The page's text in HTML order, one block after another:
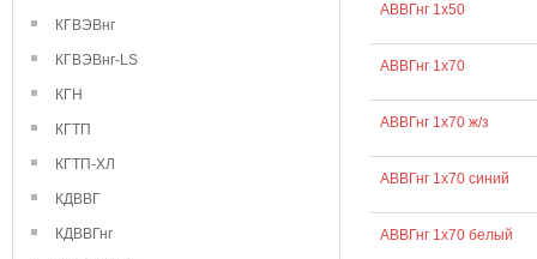
КГВЭВнг
КГВЭВнг-LS
КГН
КГТП
КГТП-ХЛ
КДВВГ
КДВВГнг
АВВГнг 1х50
АВВГнг 1х70
АВВГнг 1х70 ж/з
АВВГнг 1х70 синий
АВВГнг 1х70 белый